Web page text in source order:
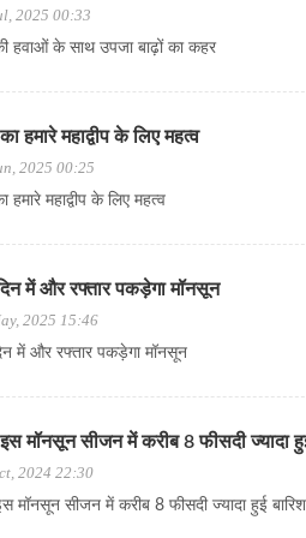
2025 00:33
हवाओं के साथ उपजा बाढ़ों का कहर
हमारे महाद्वीप के लिए महत्व
2025 00:25
हमारे महाद्वीप के लिए महत्व
में और रफ्तार पकड़ेगा मॉनसून
2025 15:46
में और रफ्तार पकड़ेगा मॉनसून
मॉनसून सीजन में करीब 8 फीसदी ज्यादा
2024 22:30
मॉनसून सीजन में करीब 8 फीसदी ज्यादा हुई